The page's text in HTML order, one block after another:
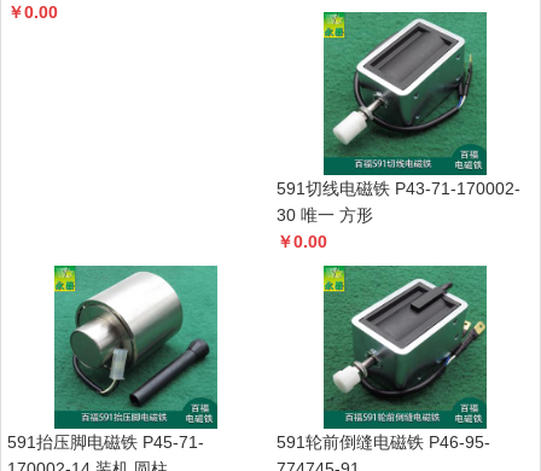
￥0.00
591切线电磁铁 P43-71-170002-
30 唯一 方形
￥0.00
591抬压脚电磁铁 P45-71-
591轮前倒缝电磁铁 P46-95-